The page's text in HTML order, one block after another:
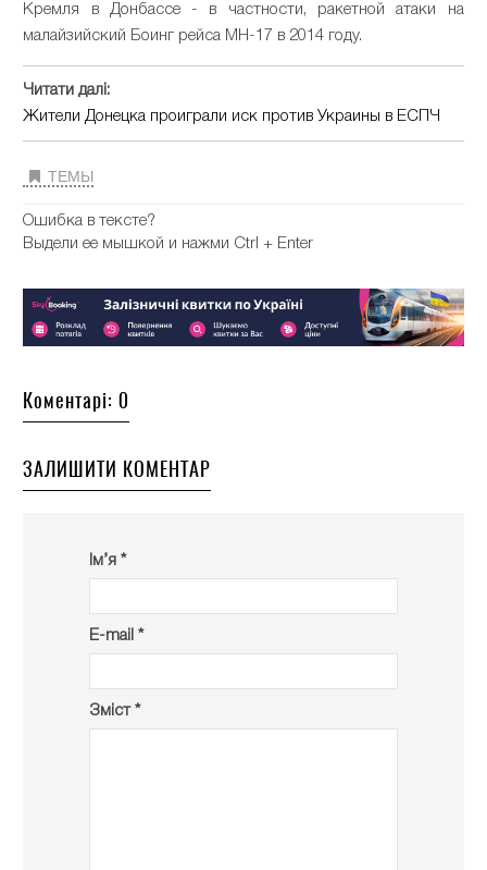
Кремля в Донбассе - в частности, ракетной атаки на
малайзийский Боинг рейса MH-17 в 2014 году.
Читати далі:
Жители Донецка проиграли иск против Украины в ЕСПЧ
ТЕМЫ
Ошибка в тексте?
Выдели ее мышкой и нажми Ctrl + Enter
Коментарі: 0
ЗАЛИШИТИ КОМЕНТАР
Ім’я *
E-mail *
Зміст *